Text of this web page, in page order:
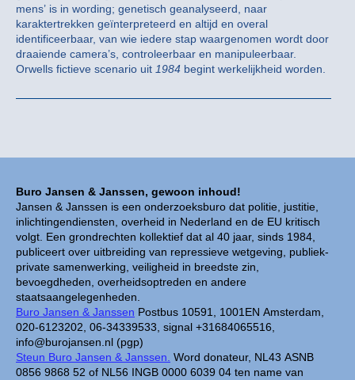
Buro Jansen & Janssen, gewoon inhoud!
Jansen & Janssen is een onderzoeksburo dat politie, justitie,
inlichtingendiensten, overheid in Nederland en de EU kritisch
volgt. Een grondrechten kollektief dat al 40 jaar, sinds 1984,
publiceert over uitbreiding van repressieve wetgeving, publiek-
private samenwerking, veiligheid in breedste zin,
bevoegdheden, overheidsoptreden en andere
staatsaangelegenheden.
Buro Jansen & Janssen Postbus 10591, 1001EN Amsterdam,
020-6123202, 06-34339533, signal +31684065516,
info@burojansen.nl (pgp)
Steun Buro Jansen & Janssen. Word donateur, NL43 ASNB
0856 9868 52 of NL56 INGB 0000 6039 04 ten name van
mens’ is in wording; genetisch geanalyseerd, naar
karaktertrekken geïnterpreteerd en altijd en overal
identificeerbaar, van wie iedere stap waargenomen wordt door
draaiende camera’s, controleerbaar en manipuleerbaar.
Orwells fictieve scenario uit 1984 begint werkelijkheid worden.